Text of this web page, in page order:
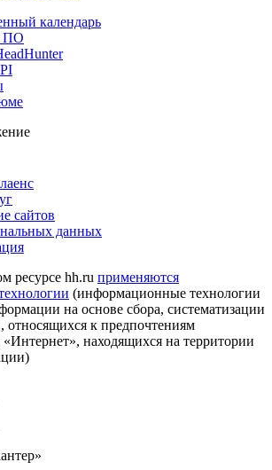
календарь
ПО
сайтов
данных
ресурсе hh.ru применяются
(информационные технологии
на основе сбора, систематизации
относящихся к предпочтениям
«Интернет», находящихся на территории